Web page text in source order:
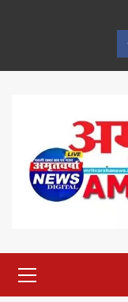
Menu